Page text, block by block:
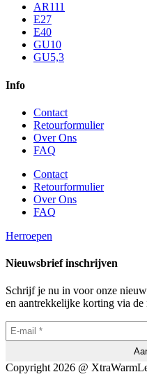
AR111
E27
E40
GU10
GU5,3
Info
Contact
Retourformulier
Over Ons
FAQ
Contact
Retourformulier
Over Ons
FAQ
Herroepen
Nieuwsbrief inschrijven
Schrijf je nu in voor onze
en aantrekkelijke korting via de
Copyright 2026 @